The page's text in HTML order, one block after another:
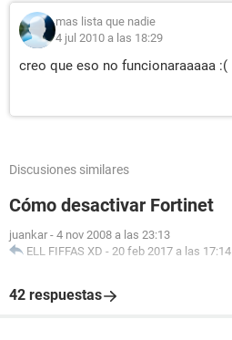
mas lista que nadie
4 jul 2010 a las 18:29
creo que eso no funcionaraaaaa :(
Discusiones similares
Cómo desactivar Fortinet
juankar - 4 nov 2008 a las 23:13
ELL FIFFAS XD - 20 feb 2017 a las 17:14
42 respuestas